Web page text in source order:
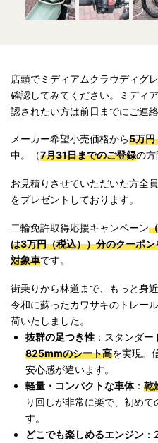
店頭でミディアムクラウディグ
確認してみてください。ミディ
認されたい方は前日までにご連絡
メーカー希望小売価格から5万円
中。（7月31日までのご登録の方
お見積りさせていただいた方全
をプレゼントしております。
二輪免許取得応援キャンペーン
は3万円（税込））分のクーポ
対象車です。
街乗りから林道まで、もっと身
令和に蘇ったカワサキのトレー
荷いたしました。
抜群の足つき性 ：スタンダ
825mmのシート高を実現。
安心感が違います。
軽量・コンパクトな車体： 乾
り回しが非常に楽で、初め
す。
どこでも楽しめるエンジン